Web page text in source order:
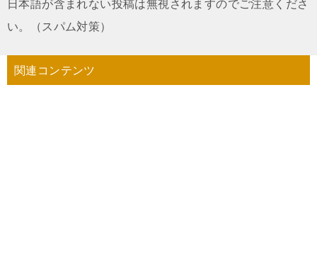
日本語が含まれない投稿は無視されますのでご注意くださ
い。（スパム対策）
関連コンテンツ